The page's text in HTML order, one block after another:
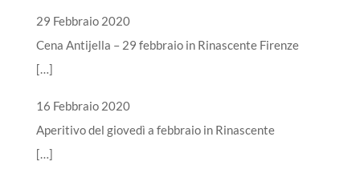
29 Febbraio 2020
Cena Antijella – 29 febbraio in Rinascente Firenze
[…]
16 Febbraio 2020
Aperitivo del giovedì a febbraio in Rinascente
[…]